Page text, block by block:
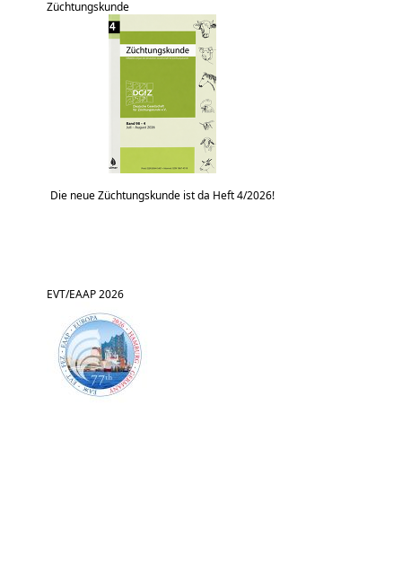
Züchtungskunde
Die neue Züchtungskunde ist da Heft 4/2026!
EVT/EAAP 2026